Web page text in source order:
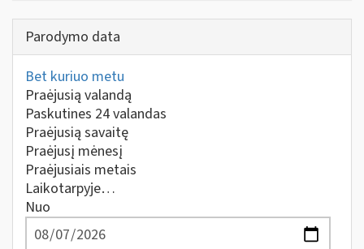
Parodymo data
Bet kuriuo metu
Praėjusią valandą
Paskutines 24 valandas
Praėjusią savaitę
Praėjusį mėnesį
Praėjusiais metais
Laikotarpyje…
Nuo